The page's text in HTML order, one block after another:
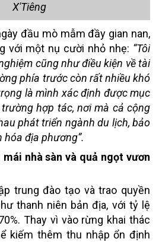
X'Tiêng
đầu mò mẫm đầy gian nan,
với một nụ cười nhỏ nhẹ: “Tôi
cũng như điều kiện về tài
phía trước còn rất nhiều khó
là mình xác định được mục
hợp tác, nơi mà cả cộng
phát triển ngành du lịch, bảo
địa phương”.
nhà sàn và quả ngọt vươn
trung đào tạo và trao quyền
thanh niên bản địa, với tỷ lệ
Thay vì vào rừng khai thác
kiếm thêm thu nhập ổn định